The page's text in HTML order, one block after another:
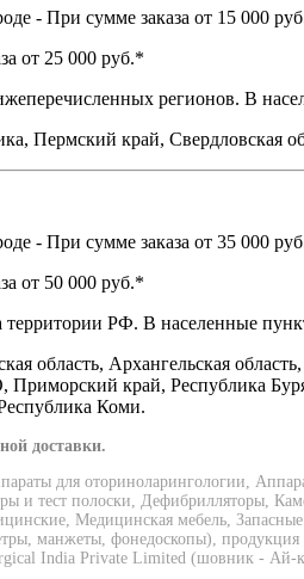
- При сумме заказа от 15 000
от 25 000 руб.*
регионов. В
Пермский край, Свердловская
- При сумме заказа от 35 000
от 50 000 руб.*
территории РФ. В населенные
область, Архангельская
край, Республика
Коми.
доставки.
для оториноларингологии,
и тест полоски, Дефибрилляторы,
Медицинская мебель,
манжеты, фонедоскопы),
India Private Limited (шовник - Ай-